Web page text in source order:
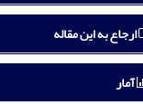
ارجاع به این مقاله
آمار